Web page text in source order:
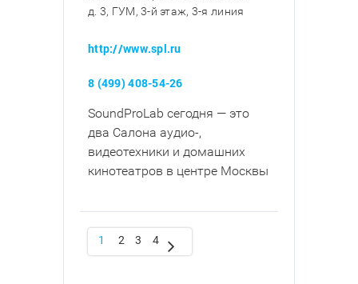
д. 3, ГУМ, 3-й этаж, 3-я линия
http://www.spl.ru
8 (499) 408-54-26
SoundProLab сегодня — это
два Салона аудио-,
видеотехники и домашних
кинотеатров в центре Москвы
1 2 3 4